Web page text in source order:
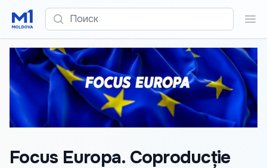
Поиск
Focus Europa. Coproducție